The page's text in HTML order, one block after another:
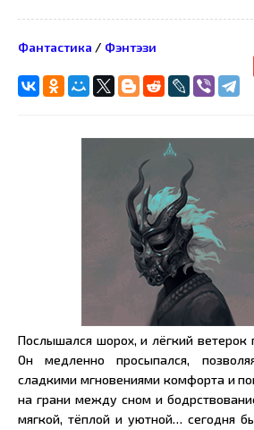
Фантастика / Фэнтэзи
Послышался шорох, и лёгкий ветерок
Он медленно просыпался,
сладкими мгновениями комфорта и
на грани между сном и
мягкой, тёплой и уютной… сегодня